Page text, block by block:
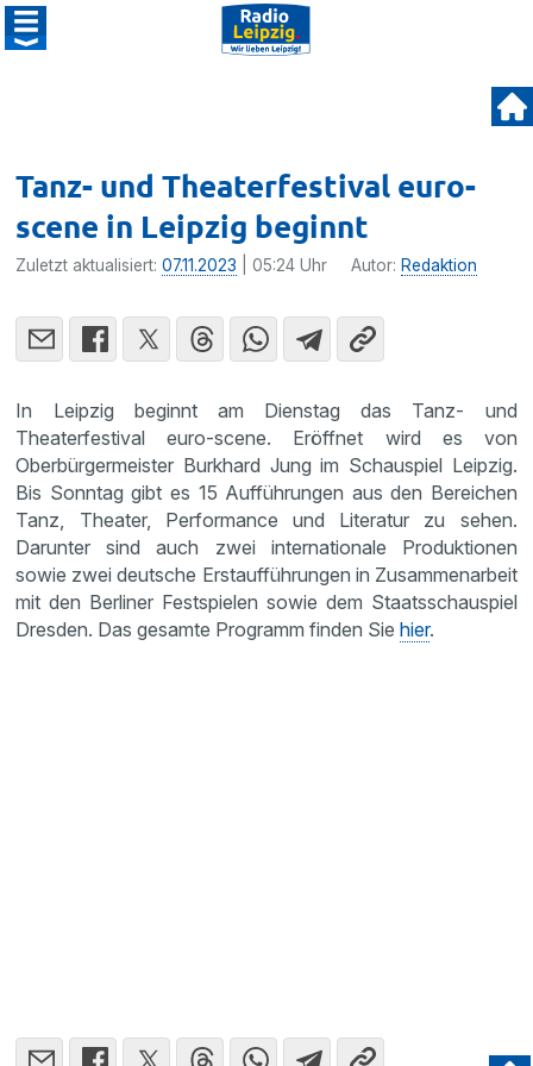
Tanz- und Theaterfestival euro-
scene in Leipzig beginnt
Zuletzt aktualisiert:07.11.2023 | 05:24 Uhr Autor: Redaktion
In Leipzig beginnt am Dienstag das Tanz- und
Theaterfestival euro-scene. Eröffnet wird es von
Oberbürgermeister Burkhard Jung im Schauspiel Leipzig.
Bis Sonntag gibt es 15 Aufführungen aus den Bereichen
Tanz, Theater, Performance und Literatur zu sehen.
Darunter sind auch zwei internationale Produktionen
sowie zwei deutsche Erstaufführungen in Zusammenarbeit
mit den Berliner Festspielen sowie dem Staatsschauspiel
Dresden. Das gesamte Programm finden Siehier.